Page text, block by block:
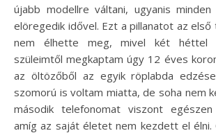
újabb modellre váltani, ugyanis minden
elöregedik idővel. Ezt a pillanatot az első
nem élhette meg, mivel két héttel
szüleimtől megkaptam úgy 12 éves
az öltözőből az egyik röplabda
szomorú is voltam miatta, de soha nem
második telefonomat viszont
amíg az saját életet nem kezdett el élni.